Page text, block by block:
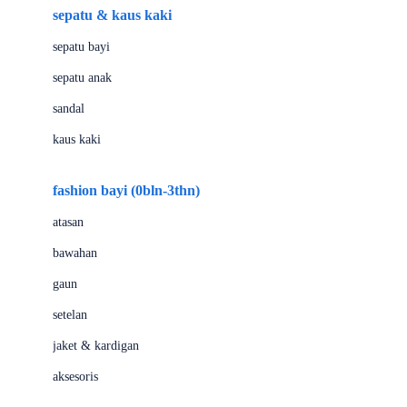
Beauty Barn
Bio Oil
Biolane
Bizzi Growin
Blooming Marvellous
Bravado
Buds Organics
Bugaboo
sepatu & kaus kaki
sepatu bayi
sepatu anak
sandal
kaus kaki
fashion bayi (0bln-3thn)
atasan
bawahan
gaun
setelan
jaket & kardigan
aksesoris